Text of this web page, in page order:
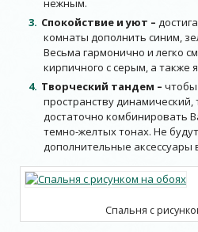
нежным.
Спокойствие и уют –
комнаты дополнить синим,
Весьма гармонично и легко
кирпичного с серым, а также
Творческий тандем –
пространству динамический,
достаточно комбинировать
темно-желтых тонах. Не
дополнительные аксессуары
Спальня с